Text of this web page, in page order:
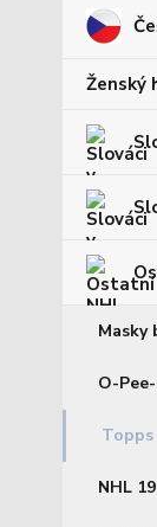
Ženský
Masky
O-
Topps
NHL